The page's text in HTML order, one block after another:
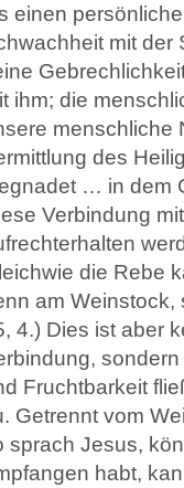
einen
mit der
ihm; die
menschliche
des
… in dem
Verbindung
die Rebe
am Weinstock,
4.) Dies ist aber
Fruchtbarkeit
Getrennt vom
sprach Jesus,
habt,